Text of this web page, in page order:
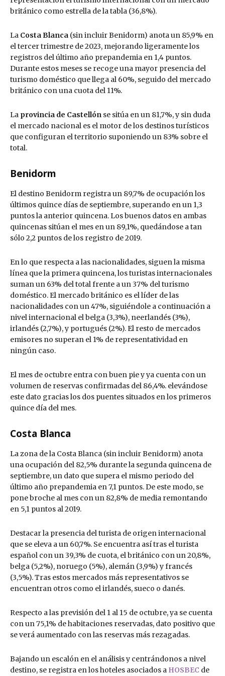
británico como estrella de la tabla (36,8%).
La Costa Blanca (sin incluir Benidorm) anota un 85,9% en
el tercer trimestre de 2023, mejorando ligeramente los
registros del último año prepandemia en 1,4 puntos.
Durante estos meses se recoge una mayor presencia del
turismo doméstico que llega al 60%, seguido del mercado
británico con una cuota del 11%.
La provincia de Castellón se sitúa en un 81,7%, y sin duda
el mercado nacional es el motor de los destinos turísticos
que configuran el territorio suponiendo un 83% sobre el
total.
Benidorm
El destino Benidorm registra un 89,7% de ocupación los
últimos quince días de septiembre, superando en un 1,3
puntos la anterior quincena. Los buenos datos en ambas
quincenas sitúan el mes en un 89,1%, quedándose a tan
sólo 2,2 puntos de los registro de 2019.
En lo que respecta a las nacionalidades, siguen la misma
línea que la primera quincena, los turistas internacionales
suman un 63% del total frente a un 37% del turismo
doméstico. El mercado británico es el líder de las
nacionalidades con un 47%, siguiéndole a continuación a
nivel internacional el belga (3,3%), neerlandés (3%),
irlandés (2,7%), y portugués (2%). El resto de mercados
emisores no superan el 1% de representatividad en
ningún caso.
El mes de octubre entra con buen pie y ya cuenta con un
volumen de reservas confirmadas del 86,4%. elevándose
este dato gracias los dos puentes situados en los primeros
quince día del mes.
Costa Blanca
La zona de la Costa Blanca (sin incluir Benidorm) anota
una ocupación del 82,5% durante la segunda quincena de
septiembre, un dato que supera el mismo periodo del
último año prepandemia en 7,1 puntos. De este modo, se
pone broche al mes con un 82,8% de media remontando
en 5,1 puntos al 2019.
Destacar la presencia del turista de origen internacional
que se eleva a un 60,7%. Se encuentra así tras el turista
español con un 39,3% de cuota, el británico con un 20,8%,
belga (5,2%), noruego (5%), alemán (3,9%) y francés
(3,5%). Tras estos mercados más representativos se
encuentran otros como el irlandés, sueco o danés.
Respecto a las previsión del 1 al 15 de octubre, ya se cuenta
con un 75,1% de habitaciones reservadas, dato positivo que
se verá aumentado con las reservas más rezagadas.
Bajando un escalón en el análisis y centrándonos a nivel
destino, se registra en los hoteles asociados a HOSBEC de